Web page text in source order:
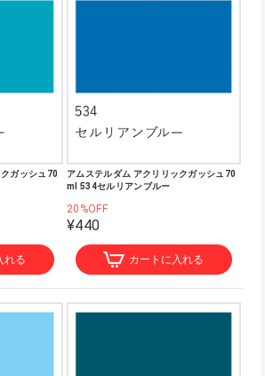
ガッシュ70
れる
アムステルダム アクリリックガッシュ70
ml 534セルリアンブルー
20%OFF
¥440
カートに入れる